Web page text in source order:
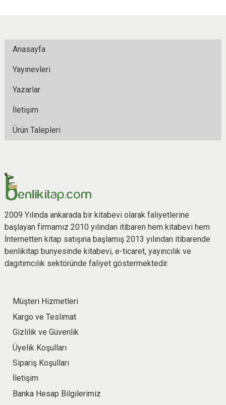
Anasayfa
Yayınevleri
Yazarlar
İletişim
Ürün Talepleri
2009 Yılında ankarada bir kitabevi olarak faliyetlerine
başlayan firmamız 2010 yılından itibaren hem kitabevi hem
İnternetten kitap satışına başlamış 2013 yılından itibarende
benlikitap bunyesinde kitabevi, e-ticaret, yayıncılık ve
dagıtımcılık sektöründe faliyet göstermektedir.
Müşteri Hizmetleri
Kargo ve Teslimat
Gizlilik ve Güvenlik
Üyelik Koşulları
Sipariş Koşulları
İletişim
Banka Hesap Bilgilerimiz